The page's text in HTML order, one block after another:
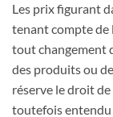
Les prix figurant
tenant compte de
tout changement
des produits ou
réserve le droit
toutefois entendu